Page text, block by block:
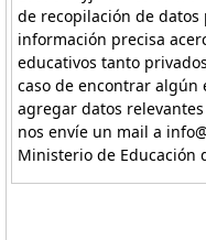
de recopilación de
información precisa
educativos tanto
caso de encontrar
agregar datos
nos envíe un mail a
Ministerio de Educación